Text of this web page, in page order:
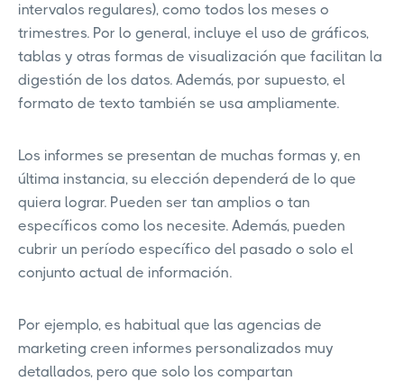
intervalos regulares), como todos los meses o
trimestres. Por lo general, incluye el uso de gráficos,
tablas y otras formas de visualización que facilitan la
digestión de los datos. Además, por supuesto, el
formato de texto también se usa ampliamente.
Los informes se presentan de muchas formas y, en
última instancia, su elección dependerá de lo que
quiera lograr. Pueden ser tan amplios o tan
específicos como los necesite. Además, pueden
cubrir un período específico del pasado o solo el
conjunto actual de información.
Por ejemplo, es habitual que las agencias de
marketing creen informes personalizados muy
detallados, pero que solo los compartan